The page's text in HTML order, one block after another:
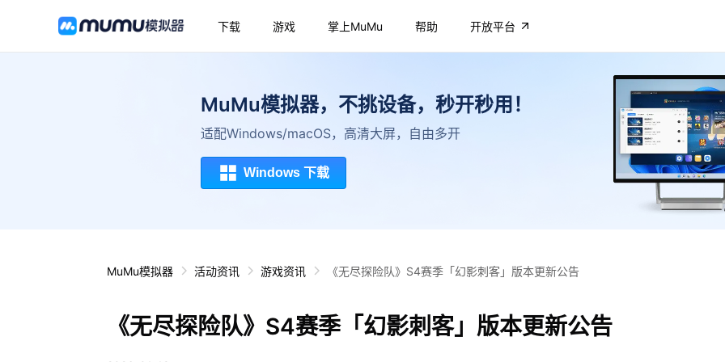
下载 游戏 掌上MuMu 帮助 开放平台
MuMu模拟器，不挑设备，秒开秒用！
适配Windows/macOS，高清大屏，自由多开
Windows 下载
MuMu模拟器 活动资讯 游戏资讯 《无尽探险队》S4赛季「幻影刺客」版本更新公告
《无尽探险队》S4赛季「幻影刺客」版本更新公告